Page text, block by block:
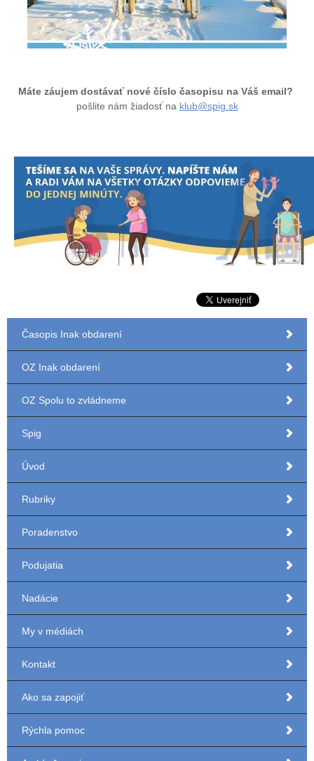
Máte záujem dostávať nové číslo časopisu na Váš email?
pošlite nám žiadosť na klub@spig.sk
Časopis Inak obdarení
OZ Inak obdarení
OZ Spolu to zvládneme
Spig
Úvod
Rubriky
Poradenstvo
Podujatia
Nadácie
My v médiách
Kontakt
Ako sa zapojiť
Rýchla pomoc